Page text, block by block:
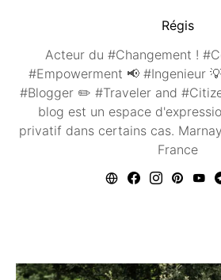
Régis
Acteur du #Changement !
#Empowerment 📢 #Ingenieur
#Blogger ✏️ #Traveler and
blog est un espace
privatif dans certains cas.
France